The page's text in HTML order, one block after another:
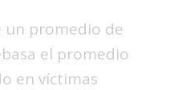
un promedio de
el promedio
en víctimas